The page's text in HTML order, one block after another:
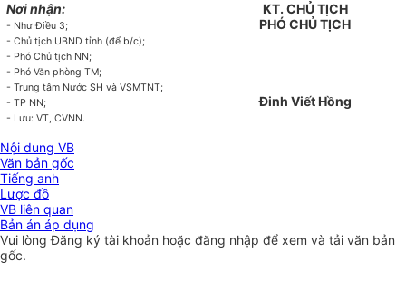
Nơi nhận:
- Như Điều 3;
-Chủ tịch UBND tỉnh (để b/c);
- Phó Chủ tịch NN;
- Phó Văn phòng TM;
-Trungtâm Nước SH và VSMTNT;
-TP NN;
- Lưu: VT, CVNN.
KT. CHỦ TỊCH
PHÓCHỦ TỊCH
Đinh Viết Hồng
Nội dung VB
Văn bản gốc
Tiếng anh
Lược đồ
VB liên quan
Bản án áp dụng
Vui lòngĐăng ký tài khoản hoặc đăng nhập để xem và tải văn bản
gốc.